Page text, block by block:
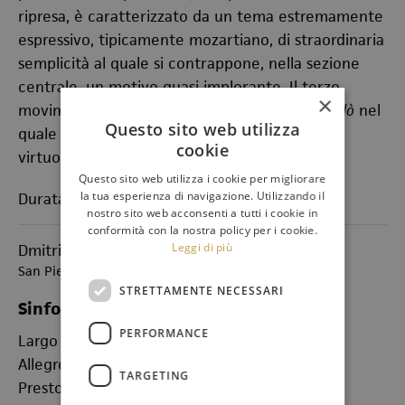
ripresa, è caratterizzato da un tema estremamente
espressivo, tipicamente mozartiano, di straordinaria
semplicità al quale si contrappone, nella sezione
centrale, un motivo quasi implorante. Il terzo
movimento,
Rondò nel
quale il solista può esibire tutte le sue doti
virtuosistiche.
Durata: 27'
Dmitrij Dmtrevič Šostakovič
San Pietroburgo, 1906 - Mosca, 1975
Sinfonia n. 6 in si minore op.54
Largo
Allegro
Presto
×
Questo sito web utilizza
cookie
Questo sito web utilizza i cookie per migliorare
la tua esperienza di navigazione. Utilizzando il
nostro sito web acconsenti a tutti i cookie in
conformità con la nostra policy per i cookie.
Leggi di più
STRETTAMENTE NECESSARI
PERFORMANCE
TARGETING